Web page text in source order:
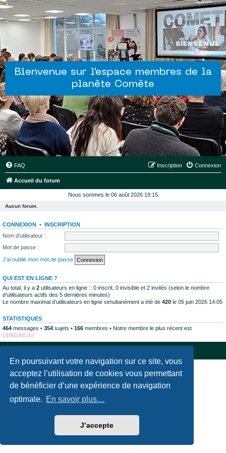
En poursuivant votre navigation sur ce site, vous
acceptez l’utilisation de cookies vous permettant
de bénéficier d’une expérience de navigation
optimale. En savoir plus…
J’accepte
Bienvenue sur l'espace membres de la
planète Comète
FAQ Connexion
Inscription
Accueil du forum
Nous sommes le 06 août 2026 19:15
Aucun forum.
CONNEXION • INSCRIPTION
Nom d’utilisateur :
Mot de passe :
J’ai oublié mon mot de passe
QUI EST EN LIGNE ?
Au total, il y a 2 utilisateurs en ligne :: 0 inscrit, 0 invisible et 2 invités (selon le nombre
d’utilisateurs actifs des 5 dernières minutes)
Le nombre maximal d’utilisateurs en ligne simultanément a été de 420 le 05 juin 2026 14:05
STATISTIQUES
464 messages • 354 sujets • 166 membres • Notre membre le plus récent est
LENGAGJU
Traduction française officielle© Qiaeru
Confidentialité|Conditions